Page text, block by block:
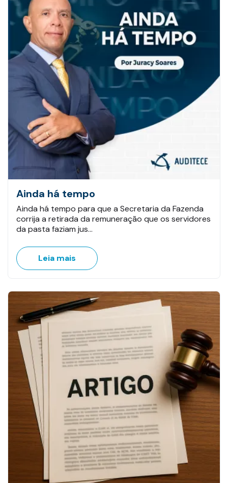
Ainda há tempo
Ainda há tempo para que a Secretaria da Fazenda
corrija a retirada da remuneração que os servidores
da pasta faziam jus…
Leia mais